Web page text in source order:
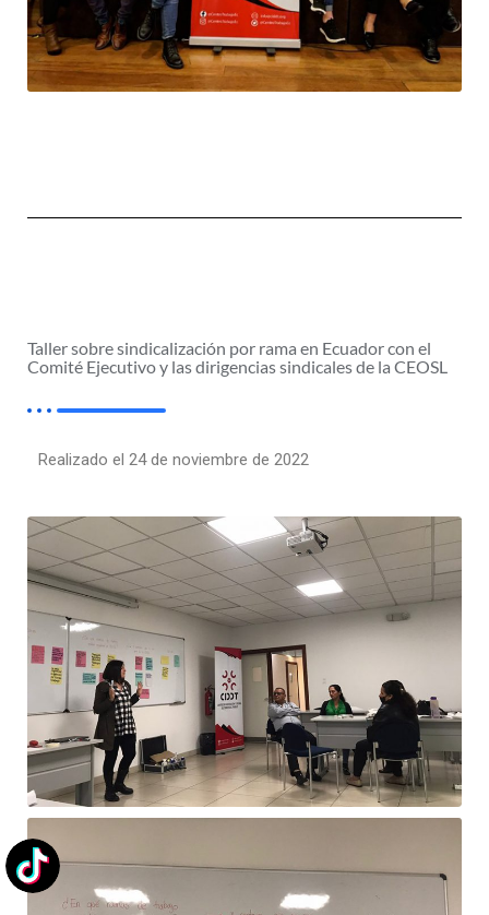
Taller sobre sindicalización por rama en Ecuador con el
Comité Ejecutivo y las dirigencias sindicales de la CEOSL
Realizado el 24 de noviembre de 2022